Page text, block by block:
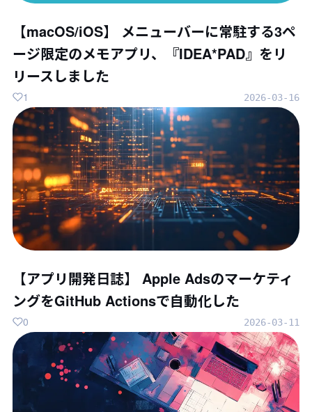
【macOS/iOS】 メニューバーに常駐する3ペ
ージ限定のメモアプリ、『IDEA*PAD』をリ
リースしました
2026-03-16
1
【アプリ開発日誌】 Apple Adsのマーケティ
ングをGitHub Actionsで自動化した
2026-03-11
0